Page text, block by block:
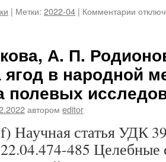
| Метки: 2022-04 | Комментарии к
по
А. П.
ягод в народной
полевых
автором editor
Научная статья УДК
485 Целебные